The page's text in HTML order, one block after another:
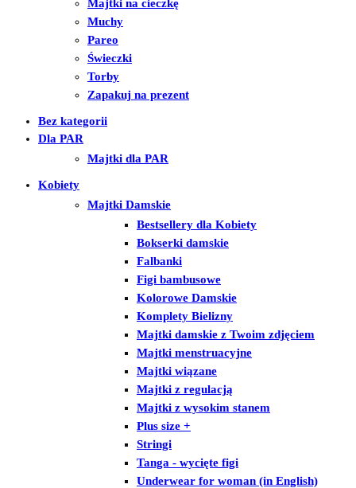
Majtki na cieczkę
Muchy
Pareo
Świeczki
Torby
Zapakuj na prezent
Bez kategorii
Dla PAR
Majtki dla PAR
Kobiety
Majtki Damskie
Bestsellery dla Kobiety
Bokserki damskie
Falbanki
Figi bambusowe
Kolorowe Damskie
Komplety Bielizny
Majtki damskie z Twoim zdjęciem
Majtki menstruacyjne
Majtki wiązane
Majtki z regulacją
Majtki z wysokim stanem
Plus size +
Stringi
Tanga - wycięte figi
Underwear for woman (in English)